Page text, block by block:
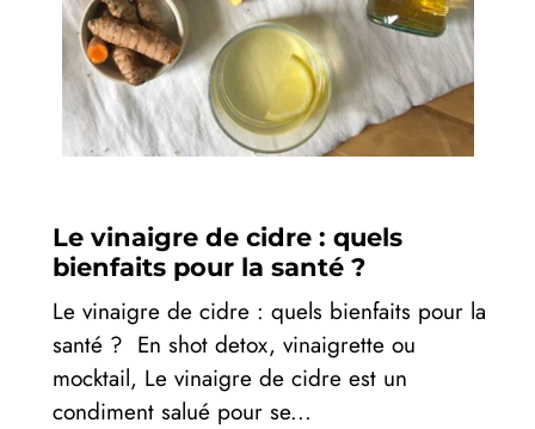
Le vinaigre de cidre : quels
bienfaits pour la santé ?
Le vinaigre de cidre : quels bienfaits pour la
santé ? En shot detox, vinaigrette ou
mocktail, Le vinaigre de cidre est un
condiment salué pour se...